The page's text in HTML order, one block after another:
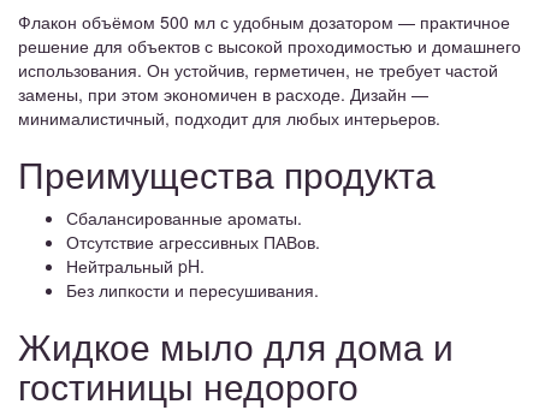
Флакон объёмом 500 мл с удобным дозатором — практичное
решение для объектов с высокой проходимостью и домашнего
использования. Он устойчив, герметичен, не требует частой
замены, при этом экономичен в расходе. Дизайн —
минималистичный, подходит для любых интерьеров.
Преимущества продукта
Сбалансированные ароматы.
Отсутствие агрессивных ПАВов.
Нейтральный pH.
Без липкости и пересушивания.
Жидкое мыло для дома и
гостиницы недорого